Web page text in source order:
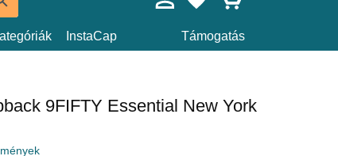
InstaCap Támogatás
9FIFTY Essential New York